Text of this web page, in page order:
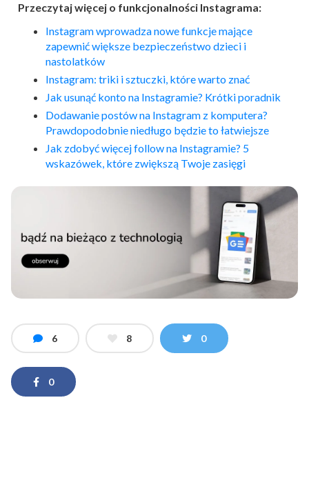
Przeczytaj więcej o funkcjonalności Instagrama:
Instagram wprowadza nowe funkcje mające
zapewnić większe bezpieczeństwo dzieci i
nastolatków
Instagram: triki i sztuczki, które warto znać
Jak usunąć konto na Instagramie? Krótki poradnik
Dodawanie postów na Instagram z komputera?
Prawdopodobnie niedługo będzie to łatwiejsze
Jak zdobyć więcej follow na Instagramie? 5
wskazówek, które zwiększą Twoje zasięgi
6 8 0
0